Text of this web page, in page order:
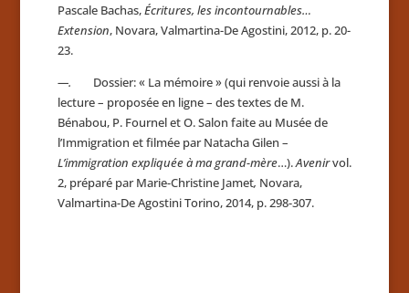
Pascale Bachas,Écritures, les incontournables…
Extension, Novara, Valmartina-De Agostini, 2012, p. 20-
23.
—.
Dossier: « La mémoire » (qui renvoie aussi à la
lecture – proposée en ligne – des textes de M.
Bénabou, P. Fournel et O. Salon faite au Musée de
l’Immigration et filmée par Natacha Gilen –
L’immigration expliquée à ma grand-mère…).Avenirvol.
2, préparé par Marie-Christine Jamet, Novara,
Valmartina-De Agostini Torino, 2014, p. 298-307.